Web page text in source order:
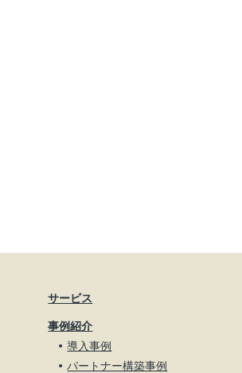
サービス
事例紹介
導入事例
パートナー構築事例